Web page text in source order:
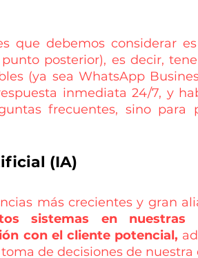
que debemos considerar
posterior), es decir,
(ya sea WhatsApp
inmediata 24/7, y
frecuentes, sino para
(IA)
más crecientes y gran
sistemas en nuestras
con el cliente potencial,
de decisiones de nuestra